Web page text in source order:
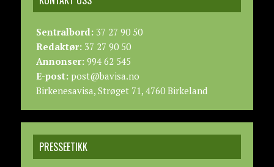
Sentralbord:37 27 90 50
Redaktør:37 27 90 50
Annonser:994 62 545
E-post:post@bavisa.no
Birkenesavisa, Strøget 71, 4760 Birkeland
PRESSEETIKK